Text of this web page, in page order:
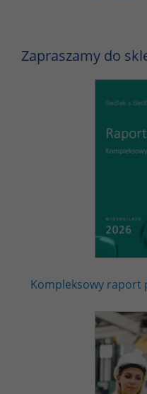
Zapraszamy do
Kompleksowy raport